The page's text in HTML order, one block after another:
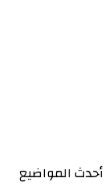
أحدث المواضيع